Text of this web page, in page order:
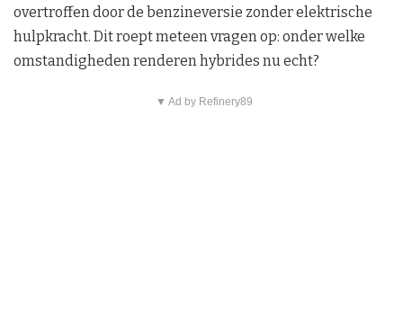
overtroffen door de benzineversie zonder elektrische
hulpkracht. Dit roept meteen vragen op: onder welke
omstandigheden renderen hybrides nu echt?
▼ Ad by Refinery89